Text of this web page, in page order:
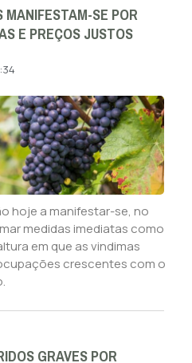
SE POR
E PREÇOS JUSTOS
hoje a manifestar-se, no
medidas imediatas como
em que as vindimas
crescentes com o
GRAVES POR